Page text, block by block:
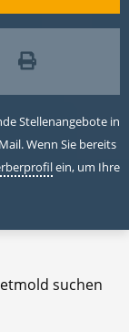
Stellenangebote in
Wenn Sie bereits
ein, um Ihre
suchen